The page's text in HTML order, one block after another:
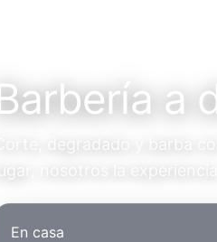
Barbería a
Corte, degradado y barba
En casa